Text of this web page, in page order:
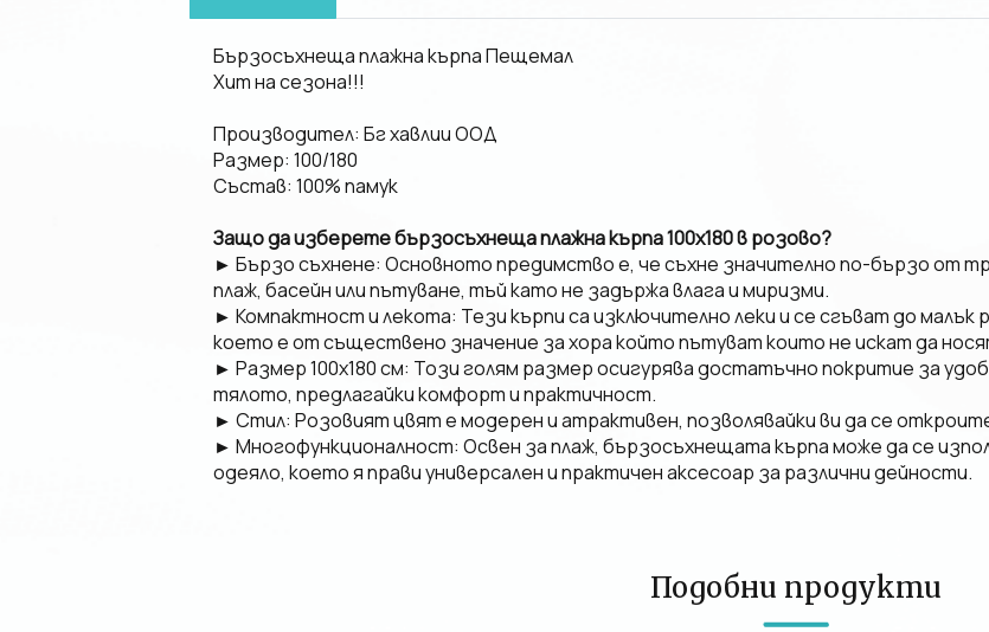
Бързосъхнеща плажна кърпа Пещемал
Хит на сезона!!!
Производител: Бг хавлии ООД
Размер: 100/180
Състав: 100% памук
Защо да изберете бързосъхнеща плажна кърпа 100x180 в розово?
► Бързо съхнене: Основното предимство е, че съхне значително по-бързо от
плаж, басейн или пътуване, тъй като не задържа влага и миризми.
► Компактност и лекота: Тези кърпи са изключително леки и се сгъват до малък
което е от съществено значение за хора който пътуват които не искат да
► Размер 100x180 см: Този голям размер осигурява достатъчно покритие за
тялото, предлагайки комфорт и практичност.
► Стил: Розовият цвят е модерен и атрактивен, позволявайки ви да се
► Многофункционалност: Освен за плаж, бързосъхнещата кърпа може да се
одеяло, което я прави универсален и практичен аксесоар за различни дейности.
Подобни продукти